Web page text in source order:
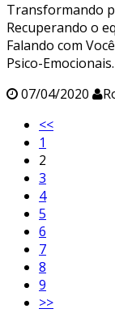
Transformando
Recuperando o
Falando com
Psico-Emocionais.
07/04/2020
<<
1
2
3
4
5
6
7
8
9
>>